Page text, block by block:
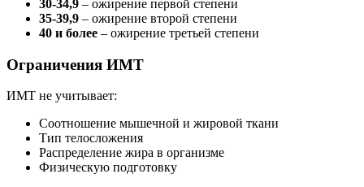
30-34,9 – ожирение первой степени
35-39,9 – ожирение второй степени
40 и более – ожирение третьей степени
Ограничения ИМТ
ИМТ не учитывает:
Соотношение мышечной и жировой ткани
Тип телосложения
Распределение жира в организме
Физическую подготовку